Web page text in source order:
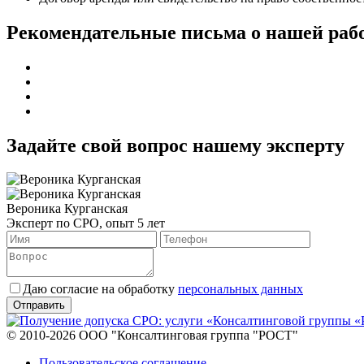
Рекомендательные письма о нашей
Задайте свой вопрос нашему эксперту
Вероника Курганская
Эксперт по СРО, опыт 5 лет
Даю согласие на обработку персональных данных
© 2010-2026 ООО "Консалтинговая группа "РОСТ"